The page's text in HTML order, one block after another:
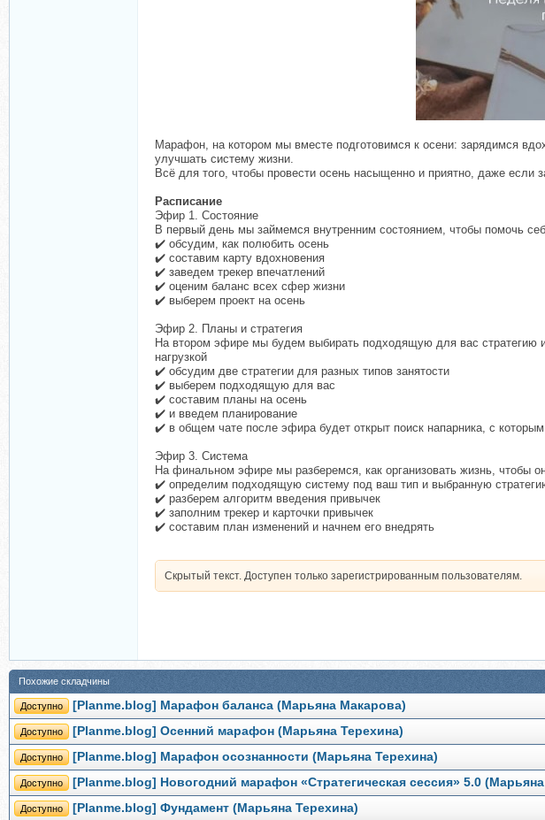
Марафон, на котором мы вместе подготовимся к осени: зарядимся
улучшать систему жизни.
Всё для того, чтобы провести осень насыщенно и приятно, даже если
Расписание
Эфир 1. Состояние
В первый день мы займемся внутренним состоянием, чтобы помочь
✔️ обсудим, как полюбить осень
✔️ составим карту вдохновения
✔️ заведем трекер впечатлений
✔️ оценим баланс всех сфер жизни
✔️ выберем проект на осень
Эфир 2. Планы и стратегия
На втором эфире мы будем выбирать подходящую для вас стратегию
нагрузкой
✔️ обсудим две стратегии для разных типов занятости
✔️ выберем подходящую для вас
✔️ составим планы на осень
✔️ и введем планирование
✔️ в общем чате после эфира будет открыт поиск напарника, с
Эфир 3. Система
На финальном эфире мы разберемся, как организовать жизнь, чтобы
✔️ определим подходящую систему под ваш тип и выбранную
✔️ разберем алгоритм введения привычек
✔️ заполним трекер и карточки привычек
✔️ составим план изменений и начнем его внедрять
Скрытый текст. Доступен только зарегистрированным пользователям.
Похожие складчины
Доступно [Planme.blog] Марафон баланса (Марьяна Макарова)
Доступно [Planme.blog] Осенний марафон (Марьяна Терехина)
Доступно [Planme.blog] Марафон осознанности (Марьяна Терехина)
Доступно [Planme.blog] Новогодний марафон «Стратегическая сессия» 5.0
Доступно [Planme.blog] Фундамент (Марьяна Терехина)